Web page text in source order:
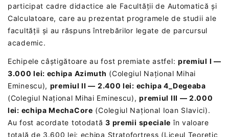
participat cadre didactice ale Facultății de Automatică și
Calculatoare, care au prezentat programele de studii ale
facultății și au răspuns întrebărilor legate de parcursul
academic.
Echipele câștigătoare au fost premiate astfel: premiul I —
3.000 lei: echipa Azimuth (Colegiul Național Mihai
Eminescu), premiul II — 2.400 lei: echipa 4_Degeaba
(Colegiul Național Mihai Eminescu),premiul III — 2.000
lei: echipa MechaCore (Colegiul Național Ioan Slavici).
Au fost acordate totodată3 premii speciale în valoare
totală de 3.600 lei: echipa Stratofortress (Liceul Teoretic